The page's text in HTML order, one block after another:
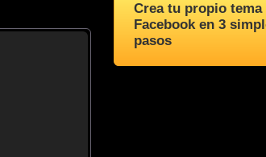
Crea tu propio tema
Facebook en 3
pasos